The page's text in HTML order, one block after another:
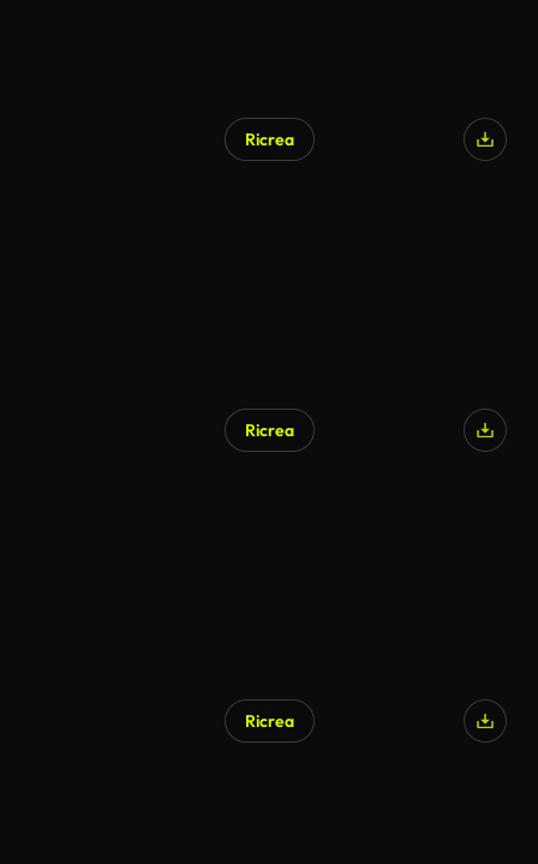
Ricrea
Ricrea
Ricrea